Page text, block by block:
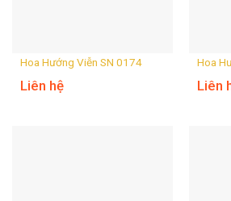
Hoa Hướng Viễn SN 0174
Liên hệ
Hoa
Liên